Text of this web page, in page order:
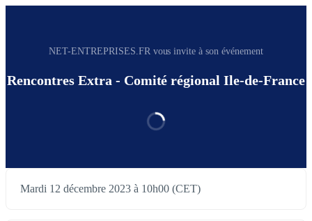
NET-ENTREPRISES.FR vous invite à son événement
Rencontres Extra - Comité régional Ile-de-France
Mardi 12 décembre 2023 à 10h00 (CET)